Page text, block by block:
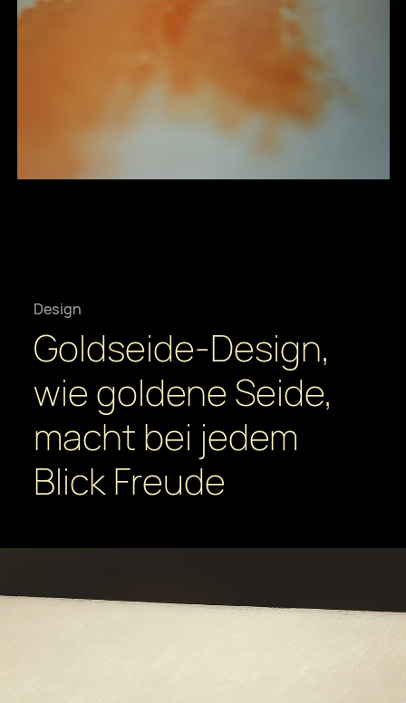
Design
Goldseide-Design,
wie goldene Seide,
macht bei jedem
Blick Freude